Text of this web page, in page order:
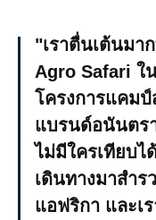
เราตื่นเต้นมา
Agro Safari ใ
โครงการแคม
แบรนด์อนันตร
ไม่มีใครเทียบไ
เดินทางมาสำ
แอฟริกา และเ